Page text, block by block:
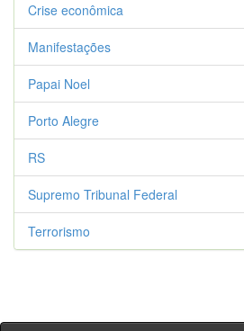
Crise econômica
Manifestações
Papai Noel
Porto Alegre
RS
Supremo Tribunal Federal
Terrorismo